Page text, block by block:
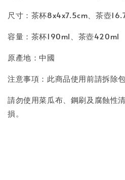
尺寸：茶杯8x4x7.5cm、茶壺
容量：茶杯190ml、茶壺420ml
原產地：中國
注意事項：此商品使用前請拆除
請勿使用菜瓜布、鋼刷及腐蝕性
損。